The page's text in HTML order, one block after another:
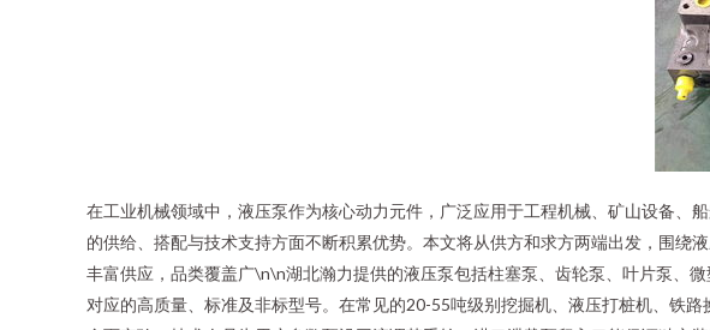
在工业机械领域中，液压泵作为核心动力元件，广泛应用于工程机械、矿山设备、
的供给、搭配与技术支持方面不断积累优势。本文将从供方和求方两端出发，围
丰富供应，品类覆盖广\n\n湖北瀚力提供的液压泵包括柱塞泵、齿轮泵、叶片泵、
对应的高质量、标准及非标型号。在常见的20-55吨级别挖掘机、液压打桩机、铁